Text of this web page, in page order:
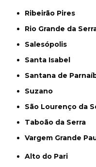
Ribeirão Pires
Rio Grande da
Salesópolis
Santa Isabel
Santana de
Suzano
São Lourenço da
Taboão da Serra
Vargem Grande
Alto do Pari